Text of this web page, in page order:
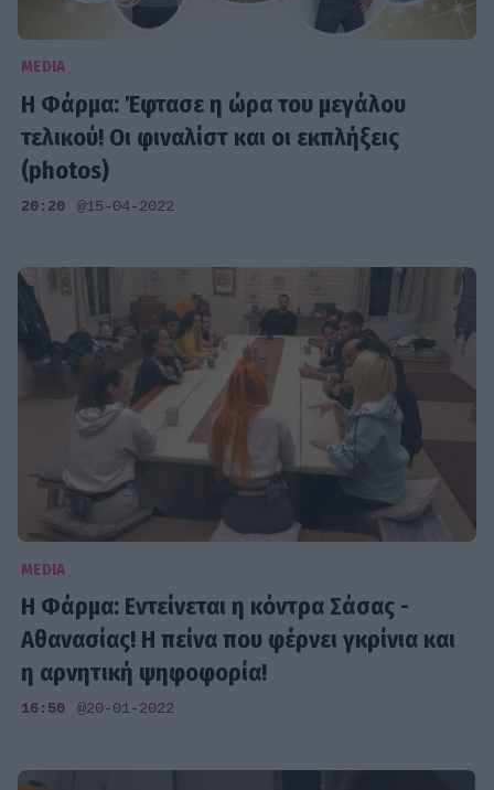
MEDIA
Η Φάρμα: Έφτασε η ώρα του μεγάλου
τελικού! Οι φιναλίστ και οι εκπλήξεις
(photos)
20:20 @15-04-2022
MEDIA
Η Φάρμα: Εντείνεται η κόντρα Σάσας -
Αθανασίας! Η πείνα που φέρνει γκρίνια και
η αρνητική ψηφοφορία!
16:50 @20-01-2022